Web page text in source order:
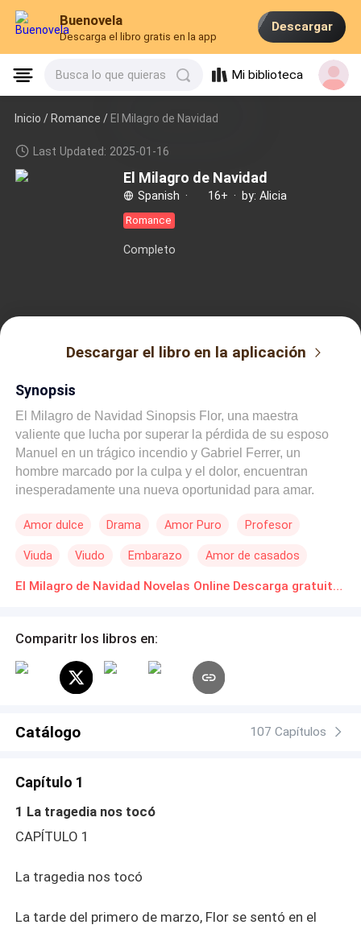
Buenovela
Descarga el libro gratis en la app
Descargar
Busca lo que quieras Mi biblioteca
Inicio /Romance / El Milagro de Navidad
Last Updated: 2025-01-16
El Milagro de Navidad
Spanish · 16+ · by: Alicia
Romance
Completo
Descargar el libro en la aplicación
Synopsis
El Milagro de Navidad Sinopsis Flor, una maestra
valiente que lucha por superar la pérdida de su esposo
Manuel en un trágico incendio y Gabriel Ferrer, un
hombre marcado por la culpa y el dolor, encuentran
inesperadamente una nueva oportunidad para amar.
custodia de la hija de Gabriel, lo que comienza como un
prejuicios, sana heridas y transforma sus vidas. Con el
apoyo de sus hijos y un pueblo que aprende a aceptarlos,
las circunstancias más difíciles. Una conmovedora
esperanza, con un milagro navideño que cambiará para
siempre el significado de familia.
Amor dulce Drama Amor Puro Profesor
Viuda Viudo Embarazo Amor de casados
El Milagro de Navidad Novelas Online Descarga gratuita de PDF
Comparitr los libros en:
Catálogo 107 Capítulos
Capítulo 1
1 La tragedia nos tocó
CAPÍTULO 1
La tragedia nos tocó
La tarde del primero de marzo, Flor se sentó en el